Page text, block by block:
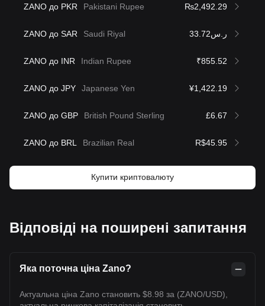
ZANO до PKR Pakistani Rupee ₨2,492.29
ZANO до SAR Saudi Riyal ر.س33.72
ZANO до INR Indian Rupee ₹855.52
ZANO до JPY Japanese Yen ¥1,422.19
ZANO до GBP British Pound Sterling £6.67
ZANO до BRL Brazilian Real R$45.95
Купити криптовалюту
Відповіді на поширені запитання
Яка поточна ціна Zano?
Актуальна ціна Zano становить $8.98 за (ZANO/USD),